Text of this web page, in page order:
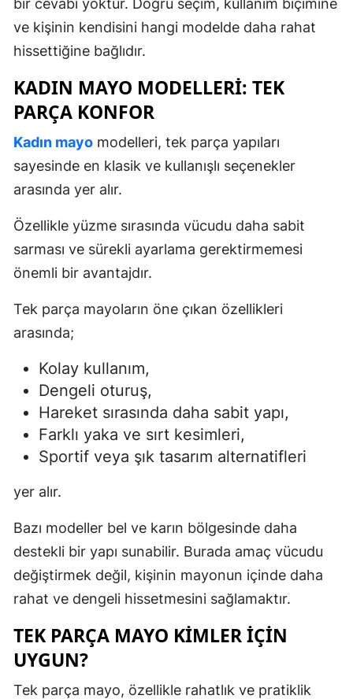
bir cevabı yoktur. Doğru seçim, kullanım biçimine
ve kişinin kendisini hangi modelde daha rahat
hissettiğine bağlıdır.
KADIN MAYO MODELLERI: TEK
PARÇA KONFOR
Kadın mayo modelleri, tek parça yapıları
sayesinde en klasik ve kullanışlı seçenekler
arasında yer alır.
Özellikle yüzme sırasında vücudu daha sabit
sarması ve sürekli ayarlama gerektirmemesi
önemli bir avantajdır.
Tek parça mayoların öne çıkan özellikleri
arasında;
Kolay kullanım,
Dengeli oturuş,
Hareket sırasında daha sabit yapı,
Farklı yaka ve sırt kesimleri,
Sportif veya şık tasarım alternatifleri
yer alır.
Bazı modeller bel ve karın bölgesinde daha
destekli bir yapı sunabilir. Burada amaç vücudu
değiştirmek değil, kişinin mayonun içinde daha
rahat ve dengeli hissetmesini sağlamaktır.
TEK PARÇA MAYO KIMLER İÇIN
UYGUN?
Tek parça mayo, özellikle rahatlık ve pratiklik